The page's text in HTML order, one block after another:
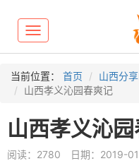
Toggle
navigation
当前位置： 首页 山西分
山西孝义沁园春爽记
山西孝义沁
阅读：2780 日期：2019-